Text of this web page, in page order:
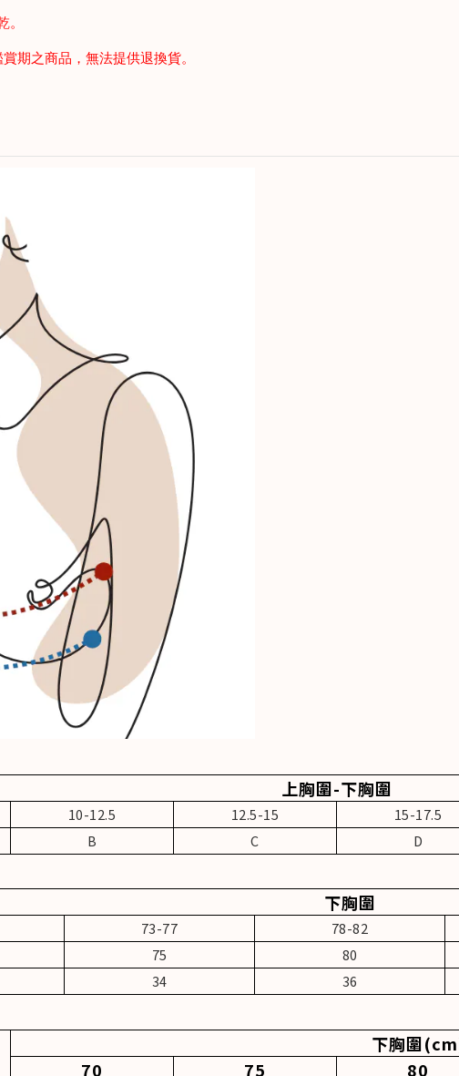
。
期之商品，無法提供退換貨。
上胸圍-下胸圍
10-12.5 12.5-15 15-17.5
B C D
下胸圍
73-77 78-82
75 80
34 36
下胸圍
70
75 80